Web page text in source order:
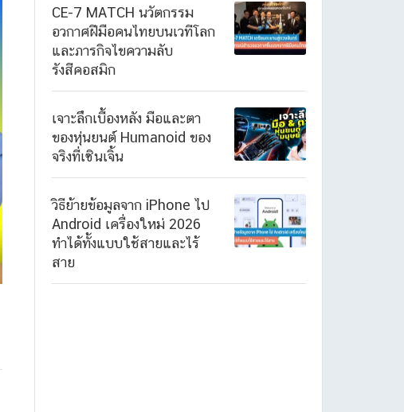
CE-7 MATCH นวัตกรรม
อวกาศฝีมือคนไทยบนเวทีโลก
และภารกิจไขความลับ
รังสีคอสมิก
เจาะลึกเบื้องหลัง มือและตา
ของหุ่นยนต์ Humanoid ของ
จริงที่เซินเจิ้น
วิธีย้ายข้อมูลจาก iPhone ไป
Android เครื่องใหม่ 2026
ทำได้ทั้งแบบใช้สายและไร้
สาย